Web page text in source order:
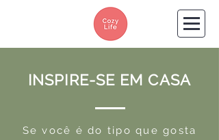
INSPIRE-SE EM CASA
Se você é do tipo que gosta